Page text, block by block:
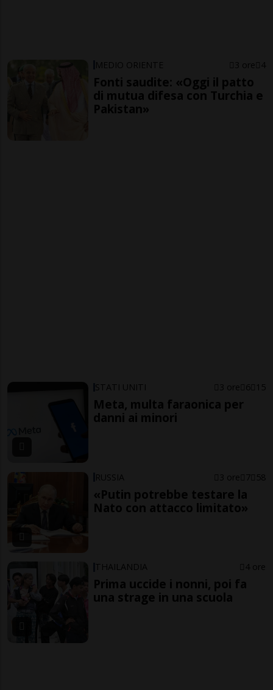
MEDIO ORIENTE 3 ore 4
Fonti saudite: «Oggi il patto
di mutua difesa con Turchia e
Pakistan»
STATI UNITI 3 ore 6 15
Meta, multa faraonica per
danni ai minori
RUSSIA 3 ore 7 58
«Putin potrebbe testare la
Nato con attacco limitato»
THAILANDIA 4 ore
Prima uccide i nonni, poi fa
una strage in una scuola